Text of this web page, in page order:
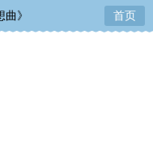
》 首页